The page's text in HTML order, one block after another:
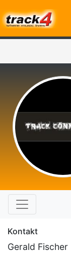
Kontakt
Gerald Fischer